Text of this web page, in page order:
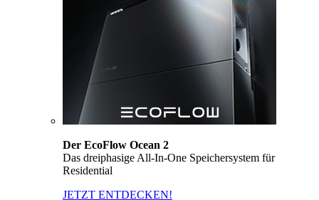
Der EcoFlow Ocean 2
Das dreiphasige All-In-One Speichersystem für
Residential
JETZT ENTDECKEN!